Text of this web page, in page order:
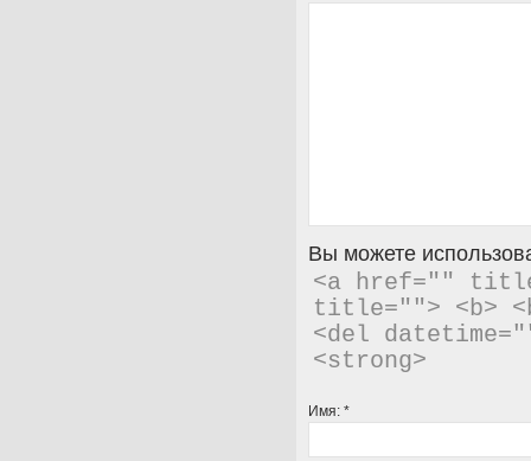
Вы можете
<a href=""
title=""> <b>
<del
<strong>
Имя: *